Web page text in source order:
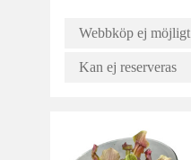
Webbköp ej möjligt
Kan ej reserveras